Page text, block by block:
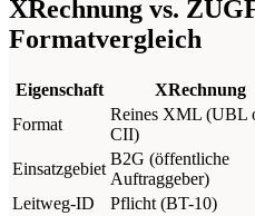
XRechnung vs.
Formatvergleich
Eigenschaft XRechnung
Format
Reines XML (UBL
CII)
Einsatzgebiet
B2G (öffentliche
Auftraggeber)
Leitweg-ID
Pflicht (BT-10)